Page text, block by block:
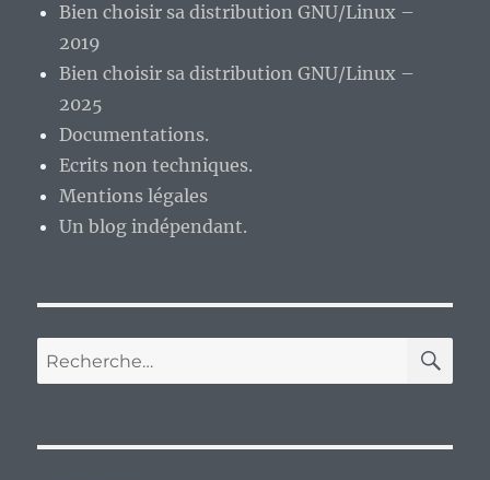
Bien choisir sa distribution GNU/Linux –
2019
Bien choisir sa distribution GNU/Linux –
2025
Documentations.
Ecrits non techniques.
Mentions légales
Un blog indépendant.
Recherche
pour :